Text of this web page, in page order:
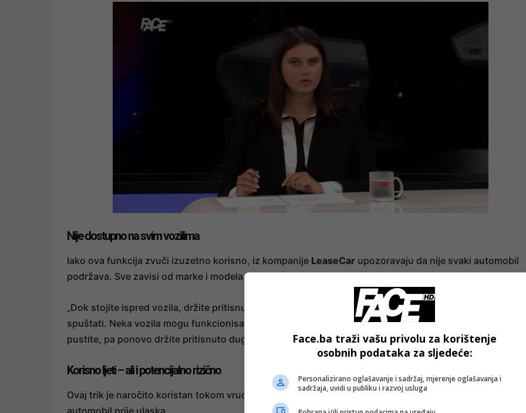
Nije dostupno na svim vozilima
Iako ova funkcija zvuči izuzetno korisno, iz kompanije LeaseCar upozoravaju da nije svaki automobil
podržava. Sve zavisi od marke i modela vozila, prenosiNet.hr.
„Dok stojite ispred vozila, držite pritisnuto dugme za otključavanje – prozori bi trebali da se počnu
spuštati. Neka vozila mogu funkcionisati drugačije. Ako se ništa ne desi, pokušajte: pritisnite jednom,
pustite, pa ponovo držite pritisnuto dugme za otključavanje,“ savjetuju.
Korisno ljeti – ali i potencijalno rizično
Ovaj trik je naročito koristan tokom vrućih proljetnih i ljetnih dana, jer vam omogućava da rashladite
automobil prije ulaska.
Face.ba traži vašu privolu za korištenje
osobnih podataka za sljedeće:
Personalizirano oglašavanje i sadržaj, mjerenje oglašavanja i
sadržaja, uvidi u publiku i razvoj usluga